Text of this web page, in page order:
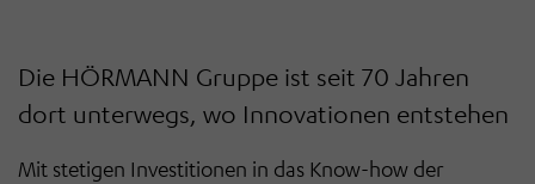
Die HÖRMANN Gruppe ist seit 70 Jahren
dort unterwegs, wo Innovationen entstehen
Mit stetigen Investitionen in das Know-how der